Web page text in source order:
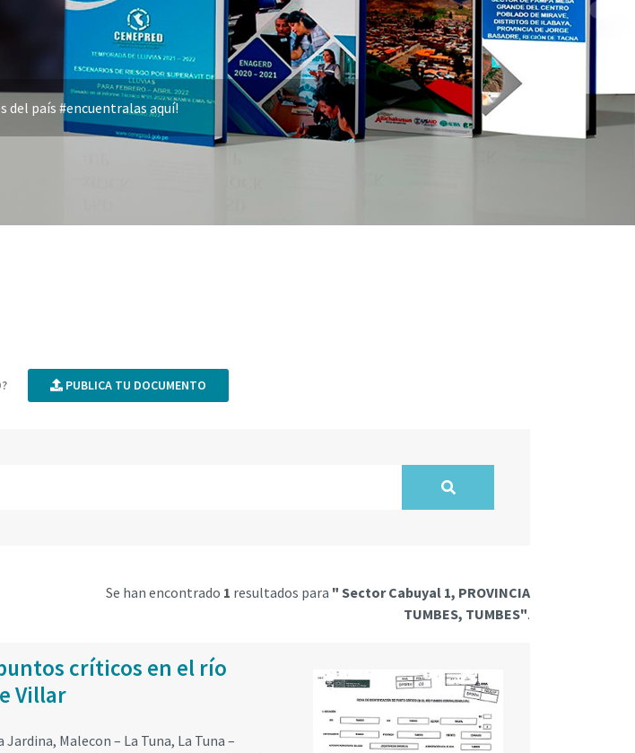
del país #encuentralas aquí!
PUBLICA TU DOCUMENTO
Se han encontrado 1 resultados para " Sector Cabuyal 1, PROVINCIA
TUMBES, TUMBES".
críticos en el río
Villar
Malecon – La Tuna, La Tuna –